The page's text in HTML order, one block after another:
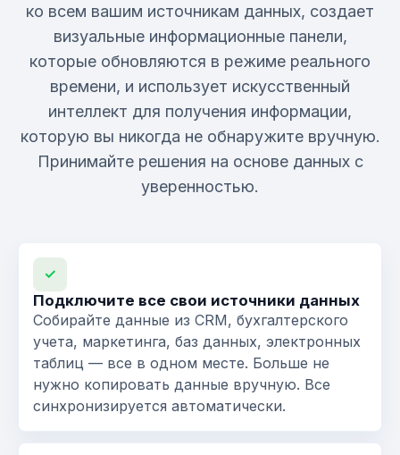
ко всем вашим источникам данных, создает
визуальные информационные панели,
которые обновляются в режиме реального
времени, и использует искусственный
интеллект для получения информации,
которую вы никогда не обнаружите вручную.
Принимайте решения на основе данных с
уверенностью.
✓
Подключите все свои источники данных
Собирайте данные из CRM, бухгалтерского
учета, маркетинга, баз данных, электронных
таблиц — все в одном месте. Больше не
нужно копировать данные вручную. Все
синхронизируется автоматически.